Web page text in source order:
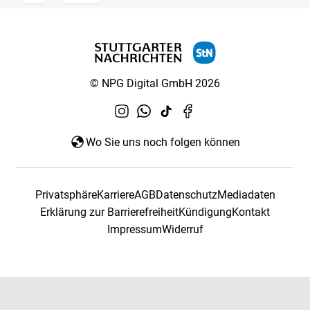
© NPG Digital GmbH 2026
Wo Sie uns noch folgen können
PrivatsphäreKarriereAGBDatenschutzMediadaten
Erklärung zur BarrierefreiheitKündigungKontakt
ImpressumWiderruf